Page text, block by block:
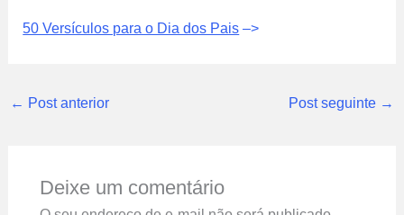
50 Versículos para o Dia dos Pais –>
← Post anterior Post seguinte →
Deixe um comentário